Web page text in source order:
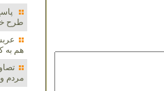
طرح
هم به
مردم